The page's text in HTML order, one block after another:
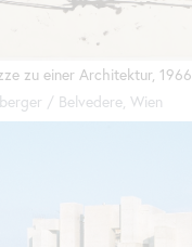
zu einer Architektur, 1966
/ Belvedere, Wien